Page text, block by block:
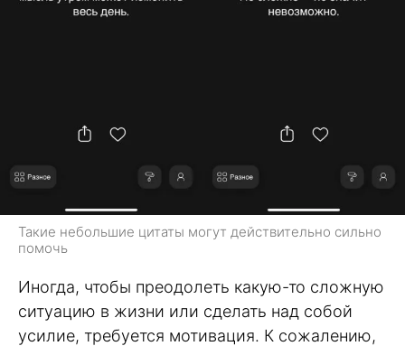
Такие небольшие цитаты могут действительно сильно
помочь
Иногда, чтобы преодолеть какую-то сложную
ситуацию в жизни или сделать над собой
усилие, требуется мотивация. К сожалению,